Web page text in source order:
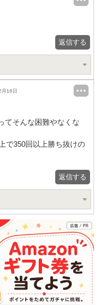
返信する
16日
てそんな困難やなくな
で350回以上勝ち抜けの
返信する